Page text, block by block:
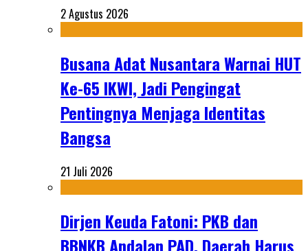
2 Agustus 2026
Busana Adat Nusantara Warnai HUT
Ke-65 IKWI, Jadi Pengingat
Pentingnya Menjaga Identitas
Bangsa
21 Juli 2026
Dirjen Keuda Fatoni: PKB dan
BBNKB Andalan PAD, Daerah Harus